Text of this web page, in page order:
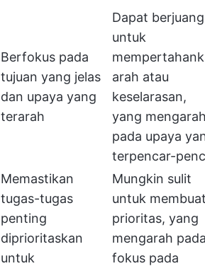
Berfokus pada
tujuan yang jelas
dan upaya yang
terarah
Dapat berjuang
untuk
arah atau
keselarasan,
yang
pada upaya
terpencar-
Memastikan
tugas-tugas
penting
diprioritaskan
untuk
Mungkin sulit
untuk
prioritas, yang
mengarah
fokus pada